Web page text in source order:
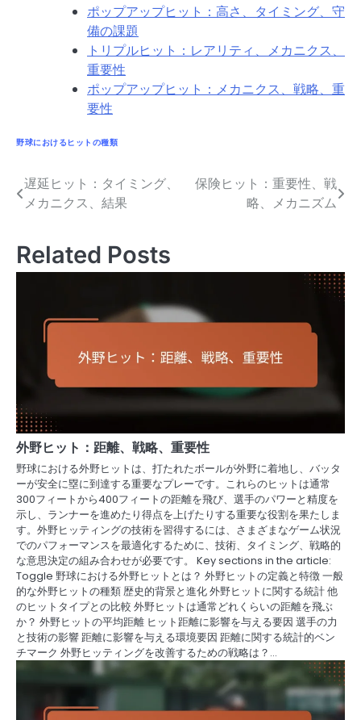
ポップアップヒット：高さ、タイミング、守
備の課題
トリプルヒット：レアリティ、メカニクス、
重要性
ポップアップヒット：メカニクス、戦略、重
要性
野球におけるヒットの種類
Post
navigation
遅延ヒット：タイミング、
メカニクス、結果
保険ヒット：重要性、戦
略、メカニズム
Related Posts
外野ヒット：距離、戦略、重要性
野球における外野ヒットは、打たれたボールが外野に着地し、バッタ
ーが安全に塁に到達する重要なプレーです。これらのヒットは通常
300フィートから400フィートの距離を飛び、選手のパワーと精度を
示し、ランナーを進めたり得点を上げたりする重要な役割を果たしま
す。外野ヒッティングの技術を習得するには、さまざまなゲーム状況
でのパフォーマンスを最適化するために、技術、タイミング、戦略的
な意思決定の組み合わせが必要です。 Key sections in the article:
Toggle 野球における外野ヒットとは？ 外野ヒットの定義と特徴 一般
的な外野ヒットの種類 歴史的背景と進化 外野ヒットに関する統計 他
のヒットタイプとの比較 外野ヒットは通常どれくらいの距離を飛ぶ
か？ 外野ヒットの平均距離 ヒット距離に影響を与える要因 選手の力
と技術の影響 距離に影響を与える環境要因 距離に関する統計的ベン
チマーク 外野ヒッティングを改善するための戦略は？…